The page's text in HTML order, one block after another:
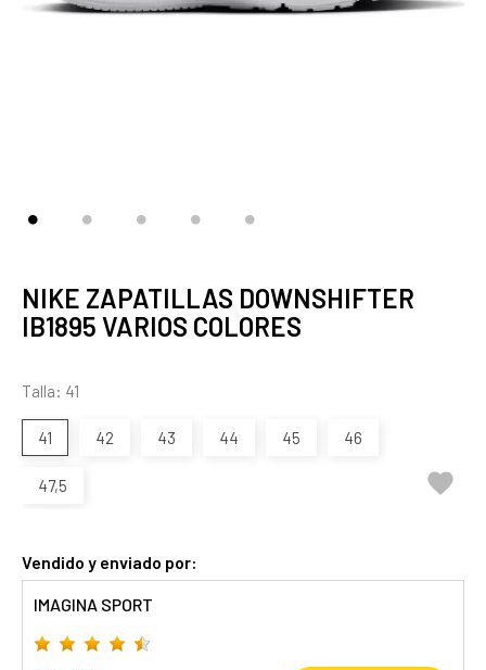
NIKE ZAPATILLAS DOWNSHIFTER
IB1895 VARIOS COLORES
Talla: 41
41 42 43 44 45 46
47,5 
Vendido y enviado por:
IMAGINA SPORT